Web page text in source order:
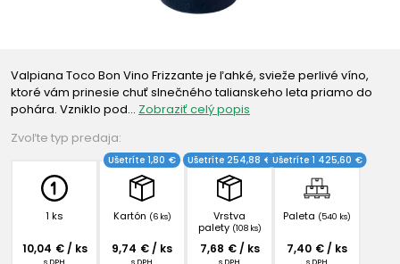
Valpiana Toco Bon Vino Frizzante je ľahké, svieže perlivé víno,
ktoré vám prinesie chuť slnečného talianskeho leta priamo do
pohára. Vzniklo pod… Zobraziť celý popis
Zvoľte typ predaja:
1 ks
10,04 € / ks
Kartón (6 ks)
Ušetríte 1,80 €
9,74 € / ks
Vrstva
palety (108 ks)
Ušetríte 254,88 €
7,68 € / ks
Paleta (540 ks)
Ušetríte 1 425,60 €
7,40 € / ks